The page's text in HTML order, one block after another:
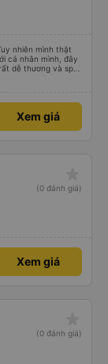
nhiên mình thật
cá nhân mình, đây
dễ thương và sp
chuyến xe tết sv
Xem giá
(0 đánh giá)
Xem giá
(0 đánh giá)